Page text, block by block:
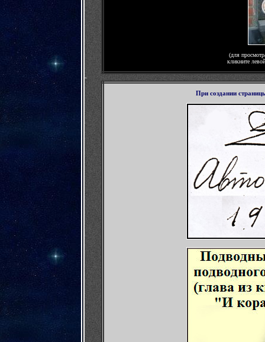
(для
кликните
-
При создании